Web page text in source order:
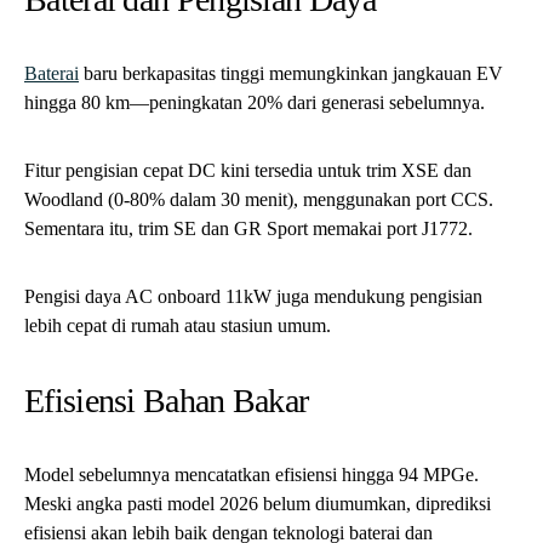
Baterai baru berkapasitas tinggi memungkinkan jangkauan EV
hingga 80 km—peningkatan 20% dari generasi sebelumnya.
Fitur pengisian cepat DC kini tersedia untuk trim XSE dan
Woodland (0-80% dalam 30 menit), menggunakan port CCS.
Sementara itu, trim SE dan GR Sport memakai port J1772.
Pengisi daya AC onboard 11kW juga mendukung pengisian
lebih cepat di rumah atau stasiun umum.
Efisiensi Bahan Bakar
Model sebelumnya mencatatkan efisiensi hingga 94 MPGe.
Meski angka pasti model 2026 belum diumumkan, diprediksi
efisiensi akan lebih baik dengan teknologi baterai dan